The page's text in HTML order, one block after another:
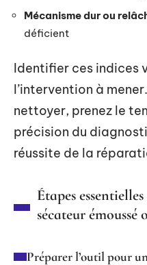
Mécanisme dur ou
déficient
Identifier ces indices
l’intervention à
nettoyer, prenez le
précision du
réussite de la
Étapes
sécateur émoussé
Préparer l’outil pour